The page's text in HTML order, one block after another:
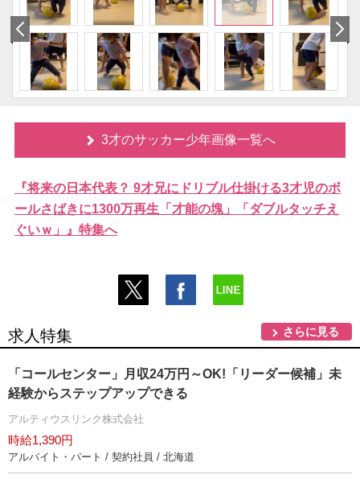
3才のサッカー少年画像一覧へ
『将来の日本代表？ 9才兄にドリブル仕掛ける3才児のボ
ールさばきに1300万再生「才能の塊」「ダブルタッチえ
ぐいｗ」』特集へ
求人特集 さらに見る
「コールセンター」月収24万円～OK!「リーダー候補」未
経験からステップアップできる
アルティウスリンク株式会社
時給1,390円
アルバイト・パート / 契約社員 / 北海道